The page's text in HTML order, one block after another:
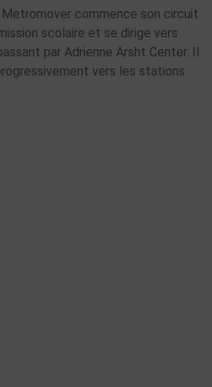
Metromover commence son circuit
scolaire et se dirige vers
par Adrienne Arsht Center. Il
vers les stations